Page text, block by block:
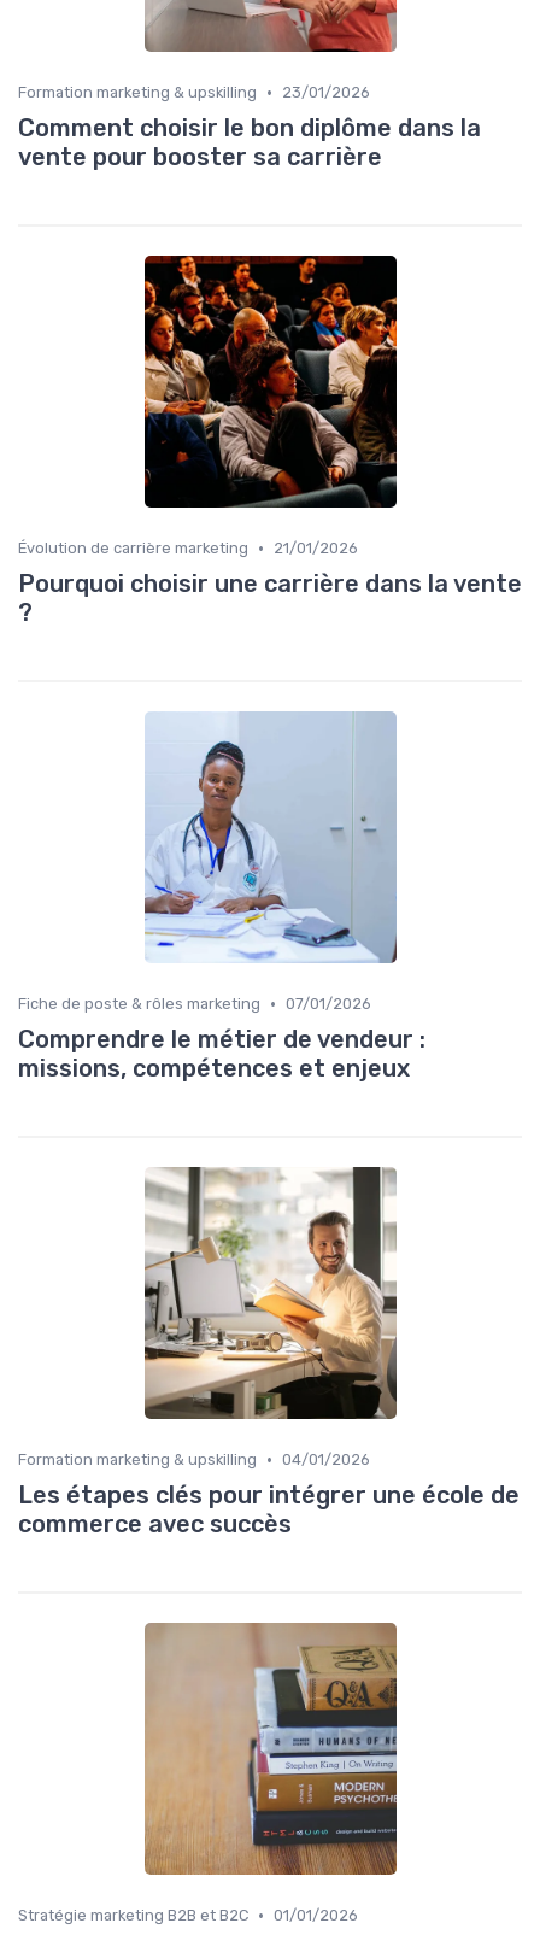
Formation marketing & upskilling • 23/01/2026
Comment choisir le bon diplôme dans la
vente pour booster sa carrière
Évolution de carrière marketing • 21/01/2026
Pourquoi choisir une carrière dans la vente
?
Fiche de poste & rôles marketing • 07/01/2026
Comprendre le métier de vendeur :
missions, compétences et enjeux
Formation marketing & upskilling • 04/01/2026
Les étapes clés pour intégrer une école de
commerce avec succès
Stratégie marketing B2B et B2C • 01/01/2026